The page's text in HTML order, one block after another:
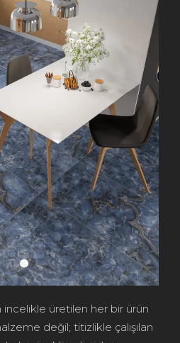
incelikle üretilen her bir ürün
değil; titizlikle çalışılan